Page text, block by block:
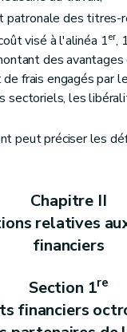
patronale des titres-
visé à l'alinéa 1er,
des avantages
frais engagés par
sectoriels, les
peut préciser les
Chapitre II
relatives
financiers
Section 1re
financiers